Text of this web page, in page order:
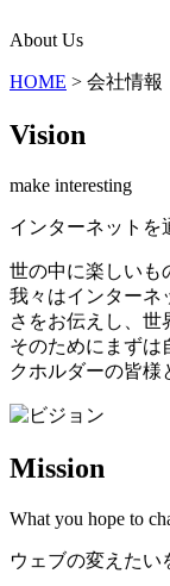
About Us
HOME > 会社情報
Vision
make interesting
インターネットを
世の中に楽しいも
我々はインターネ
さをお伝えし、世
そのためにまずは
クホルダーの皆様
Mission
What you hope to
ウェブの変えたい